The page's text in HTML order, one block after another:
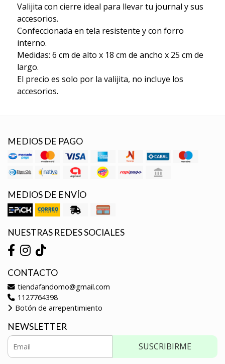
Valijita con cierre ideal para llevar tu journal y sus
accesorios.
Confeccionada en tela resistente y con forro
interno.
Medidas: 6 cm de alto x 18 cm de ancho x 25 cm de
largo.
El precio es solo por la valijita, no incluye los
accesorios.
MEDIOS DE PAGO
MEDIOS DE ENVÍO
NUESTRAS REDES SOCIALES
CONTACTO
tiendafandomo@gmail.com
1127764398
Botón de arrepentimiento
NEWSLETTER
SUSCRIBIRME